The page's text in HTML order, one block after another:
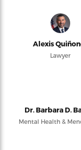
Alexis
Lawyer
Dr. Barbara D.
Mental Health &